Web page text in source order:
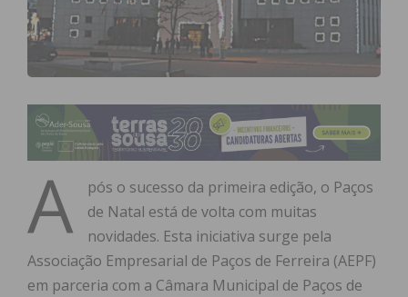
A
pós o sucesso da primeira edição, o Paços
de Natal está de volta com muitas
novidades. Esta iniciativa surge pela
Associação Empresarial de Paços de Ferreira (AEPF)
em parceria com a Câmara Municipal de Paços de